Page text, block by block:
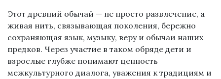
Этот древний обычай — не просто развлечение, а
живая нить, связывающая поколения, бережно
сохраняющая язык, музыку, веру и обычаи наших
предков. Через участие в таком обряде дети и
взрослые глубже понимают ценность
межкультурного диалога, уважения к традициям и